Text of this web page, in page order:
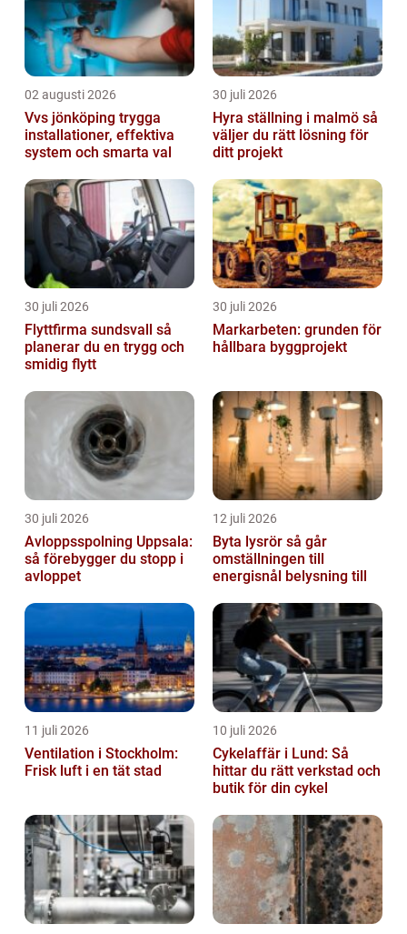
02 augusti 2026
Vvs jönköping trygga
installationer, effektiva
system och smarta val
30 juli 2026
Hyra ställning i malmö så
väljer du rätt lösning för
ditt projekt
30 juli 2026
Flyttfirma sundsvall så
planerar du en trygg och
smidig flytt
30 juli 2026
Markarbeten: grunden för
hållbara byggprojekt
30 juli 2026
Avloppsspolning Uppsala:
så förebygger du stopp i
avloppet
12 juli 2026
Byta lysrör så går
omställningen till
energisnål belysning till
11 juli 2026
Ventilation i Stockholm:
Frisk luft i en tät stad
10 juli 2026
Cykelaffär i Lund: Så
hittar du rätt verkstad och
butik för din cykel